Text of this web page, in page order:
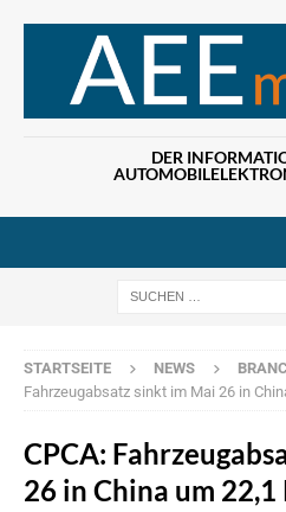
DER
STARTSEITE NEWS
Fahrzeugabsatz sinkt im Mai 26 in
CPCA:
26 in China um